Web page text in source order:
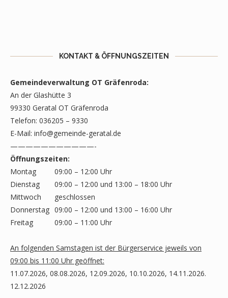
KONTAKT & ÖFFNUNGSZEITEN
Gemeindeverwaltung OT Gräfenroda:
An der Glashütte 3
99330 Geratal OT Gräfenroda
Telefon: 036205 – 9330
E-Mail: info@gemeinde-geratal.de
———————————-
Öffnungszeiten:
Montag
09:00 – 12:00 Uhr
Dienstag
09:00 – 12:00 und 13:00 – 18:00 Uhr
Mittwoch
geschlossen
Donnerstag 09:00 – 12:00 und 13:00 – 16:00 Uhr
Freitag
09:00 – 11:00 Uhr
An folgenden Samstagen ist der Bürgerservice jeweils von
09:00 bis 11:00 Uhr geöffnet:
11.07.2026, 08.08.2026, 12.09.2026, 10.10.2026, 14.11.2026.
12.12.2026